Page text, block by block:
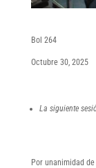
Bol 264
Octubre 30, 2025
La siguiente
Por unanimidad